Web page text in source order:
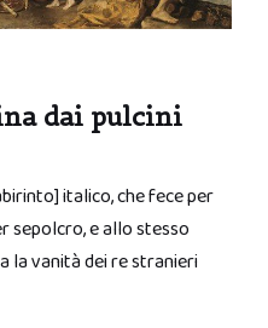
dai pulcini
italico, che fece per
sepolcro, e allo stesso
la vanità dei re stranieri